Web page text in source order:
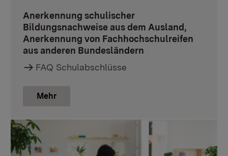
Anerkennung schulischer
Bildungsnachweise aus dem Ausland,
Anerkennung von Fachhochschulreifen
aus anderen Bundesländern
FAQ Schulabschlüsse
Mehr